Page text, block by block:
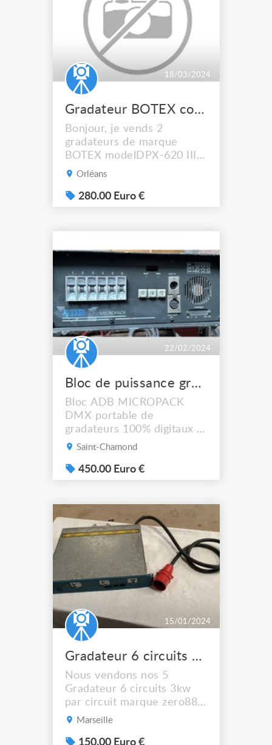
18/03/2024
Gradateur BOTEX comme neuf
Bonjour, je vends 2
gradateurs de marque
BOTEX modelDPX-620 III.
Ils ont une puissance de
thomann 368€ l'unité,
vendu 280€ ou 500€ les
Orléans
280.00 Euro €
22/02/2024
Bloc de puissance gradateurs 100 digitaux ADB MICROPACK 6 x 23 kW
Bloc ADB MICROPACK
DMX portable de
gradateurs 100% digitaux 6
x 2,3 kW Appareil très
l'éclairage scénique
Protection par disjoncteurs
opérationnelles : • clavier à
3 touches, affichage 4
caractères et menu
convivial pour un accès aisé
à toutes les fonctions des ...
Saint-Chamond
450.00 Euro €
15/01/2024
Gradateur 6 circuits ZERO88 DMX 512
Nous vendons nos 5
Gradateur 6 circuits 3kw
par circuit marque zero88
RACK 6 DMX 512 Prix
x5 A récupérer sur place
Marseille